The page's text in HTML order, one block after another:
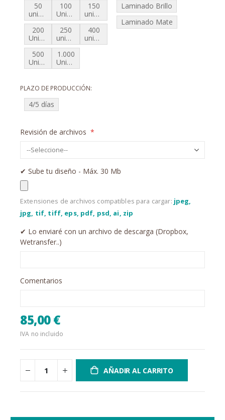
50
unidades
100
Unidades
150
unidades
200
Unidades
250
unidades
400
unidades
500
Unidades
1.000
Unidades
Laminado Brillo
Laminado Mate
PLAZO DE PRODUCCIÓN
4/5 días
Revisión de archivos
✔︎ Sube tu diseño - Máx. 30 Mb
Extensiones de archivos compatibles para cargar: jpeg,
jpg, tif, tiff, eps, pdf, psd, ai, zip
✔︎ Lo enviaré con un archivo de descarga (Dropbox,
Wetransfer..)
Comentarios
85,00 €
IVA no incluido
AÑADIR AL CARRITO